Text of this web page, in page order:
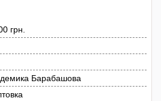
грн.
Барабашова